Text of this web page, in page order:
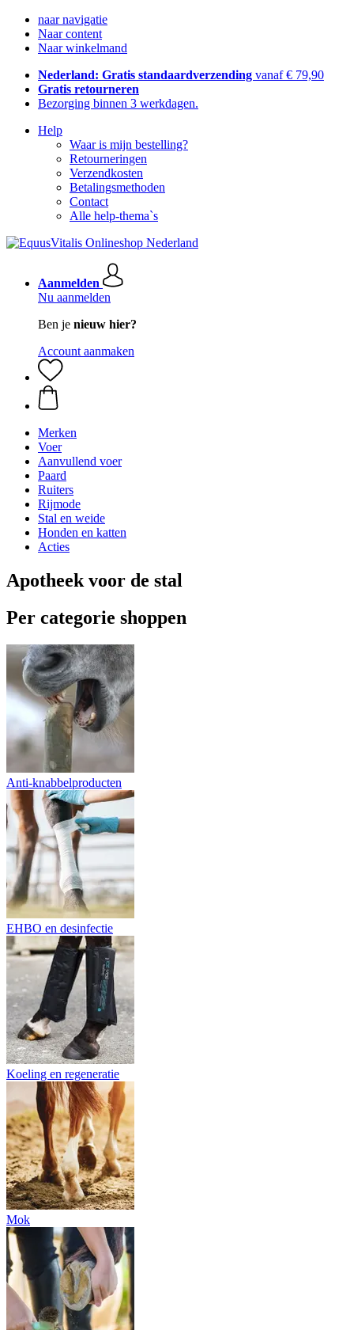
naar navigatie
Naar content
Naar winkelmand
Nederland: Gratis standaardverzending vanaf € 79,90
Gratis retourneren
Bezorging binnen 3 werkdagen.
Help
Waar is mijn bestelling?
Retourneringen
Verzendkosten
Betalingsmethoden
Contact
Alle help-thema`s
Aanmelden
Nu aanmelden
Ben je nieuw hier?
Account aanmaken
Merken
Voer
Aanvullend voer
Paard
Ruiters
Rijmode
Stal en weide
Honden en katten
Acties
Apotheek voor de stal
Per categorie shoppen
Anti-knabbelproducten
EHBO en desinfectie
Koeling en regeneratie
Mok